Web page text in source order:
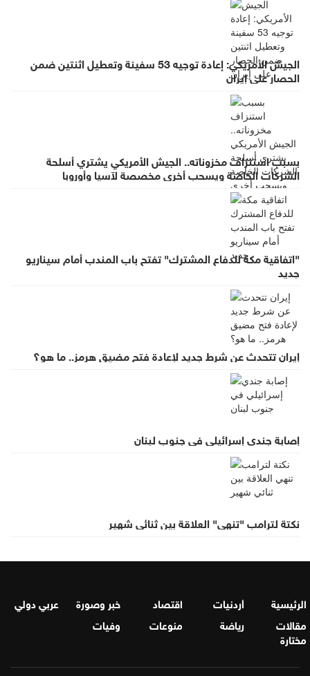
الجيش الأمريكي: إعادة توجيه 53 سفينة وتعطيل اثنتين ضمن
الحصار على إيران
بسبب استنزاف مخزوناته.. الجيش الأمريكي يشتري أسلحة
الشركات الخاصة ويسحب أخرى مخصصة لآسيا وأوروبا
"اتفاقية مكة للدفاع المشترك" تفتح باب المندب أمام سيناريو
جديد
إيران تتحدث عن شرط جديد لإعادة فتح مضيق هرمز.. ما هو؟
إصابة جندي إسرائيلي في جنوب لبنان
نكتة لترامب "تنهي" العلاقة بين ثنائي شهير
الرئيسية أردنيات اقتصاد خبر وصورة
عربي دولي
مقالات
مختارة
رياضة منوعات وفيات